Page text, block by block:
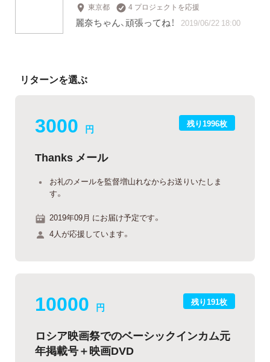
東京都 4 プロジェクトを応援
麗奈ちゃん、頑張ってね！ 2019/06/22 18:00
リターンを選ぶ
残り1996枚
3000 円
Thanks メール
お礼のメールを監督増山れなからお送りいたしま
す。
2019年09月 にお届け予定です。
4人が応援しています。
残り191枚
10000 円
ロシア映画祭でのベーシックインカム元
年掲載号＋映画DVD